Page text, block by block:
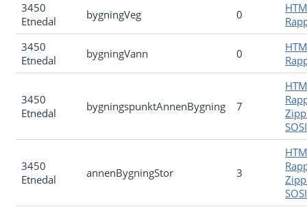
3450
Etnedal
bygningVeg 0
3450
Etnedal
bygningVann 0
3450
Etnedal
bygningspunktAnnenBygning 7
3450
Etnedal
annenBygningStor 3